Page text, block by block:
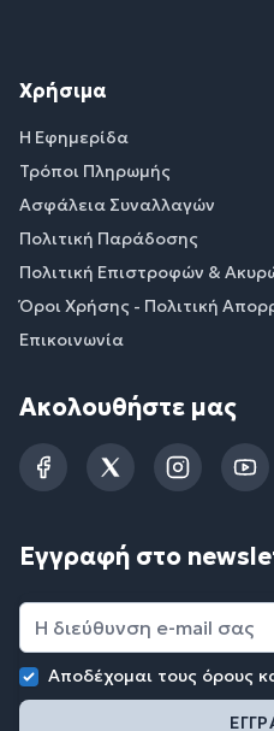
Χρήσιμα
Η Εφημερίδα
Τρόποι Πληρωμής
Ασφάλεια Συναλλαγών
Πολιτική Παράδοσης
Πολιτική Επιστροφών &
Όροι Χρήσης - Πολιτική
Επικοινωνία
Ακολουθήστε μας
FacebookTwitterInstagram
Εγγραφή στο
Αποδέχομαι τους όρους